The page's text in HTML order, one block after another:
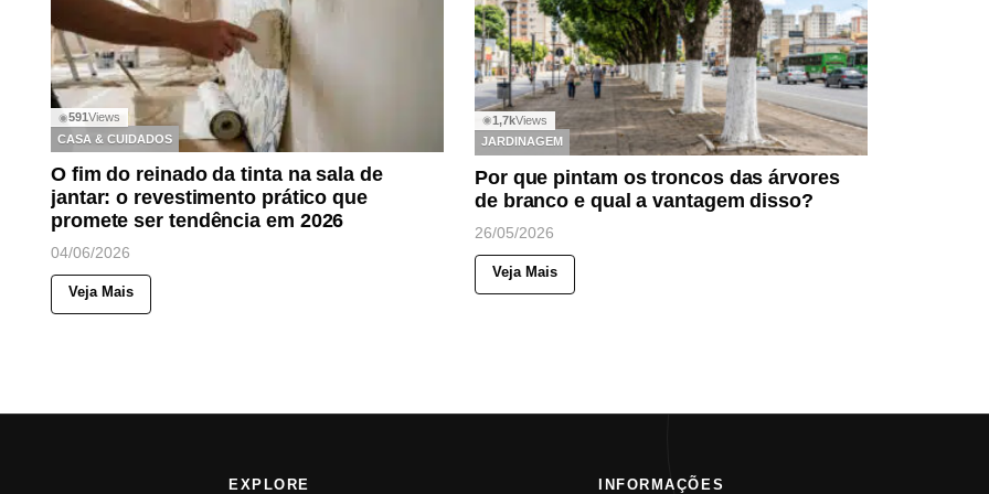
◉591Views
CASA & CUIDADOS
O fim do reinado da tinta na sala de
jantar: o revestimento prático que
promete ser tendência em 2026
04/06/2026
Veja Mais
◉1,7kViews
JARDINAGEM
Por que pintam os troncos das árvores
de branco e qual a vantagem disso?
26/05/2026
Veja Mais
EXPLORE INFORMAÇÕES